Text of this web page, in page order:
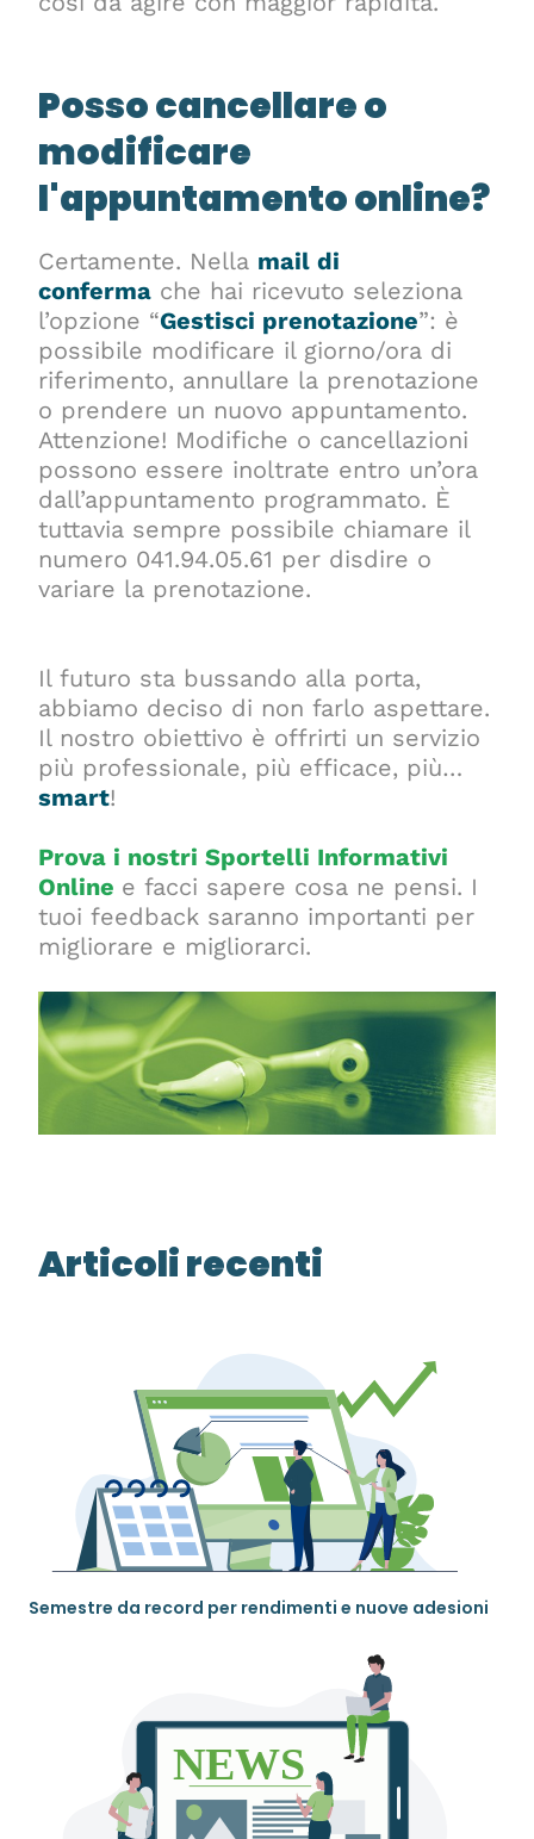
Posso cancellare o
modificare
l'appuntamento online?
Certamente. Nella mail di
conferma che hai ricevuto seleziona
l’opzione “Gestisci prenotazione”: è
possibile modificare il giorno/ora di
riferimento, annullare la prenotazione
o prendere un nuovo appuntamento.
Attenzione! Modifiche o cancellazioni
possono essere inoltrate entro un’ora
dall’appuntamento programmato. È
tuttavia sempre possibile chiamare il
numero 041.94.05.61 per disdire o
variare la prenotazione.
Il futuro sta bussando alla porta,
abbiamo deciso di non farlo aspettare.
Il nostro obiettivo è offrirti un servizio
più professionale, più efficace, più…
smart!
Prova i nostri Sportelli Informativi
Online e facci sapere cosa ne pensi. I
tuoi feedback saranno importanti per
migliorare e migliorarci.
Articoli recenti
Semestre da record per rendimenti e nuove adesioni